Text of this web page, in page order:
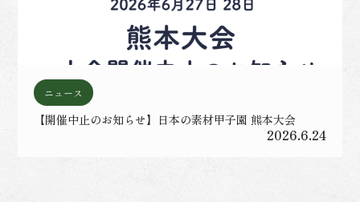
ニュース
【開催中止のお知らせ】日本の素材甲子園 熊本大会
2026.6.24